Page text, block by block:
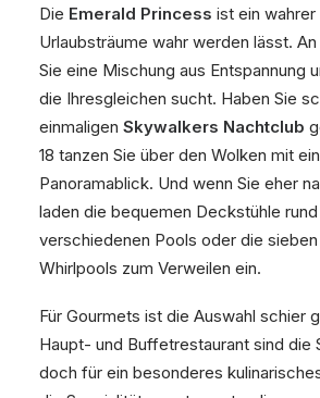
Die Emerald Princess ist ein
Urlaubsträume wahr werden lässt.
Sie eine Mischung aus Entspannung
die Ihresgleichen sucht. Haben Sie
einmaligen Skywalkers Nachtclub
18 tanzen Sie über den Wolken mit
Panoramablick. Und wenn Sie eher
laden die bequemen Deckstühle
verschiedenen Pools oder die
Whirlpools zum Verweilen ein.
Für Gourmets ist die Auswahl schier
Haupt- und Buffetrestaurant sind die
doch für ein besonderes